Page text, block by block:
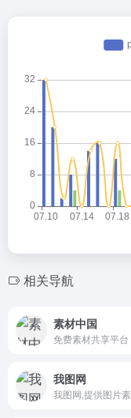
相关导航
素材中国
免费素材共享平台
我图网